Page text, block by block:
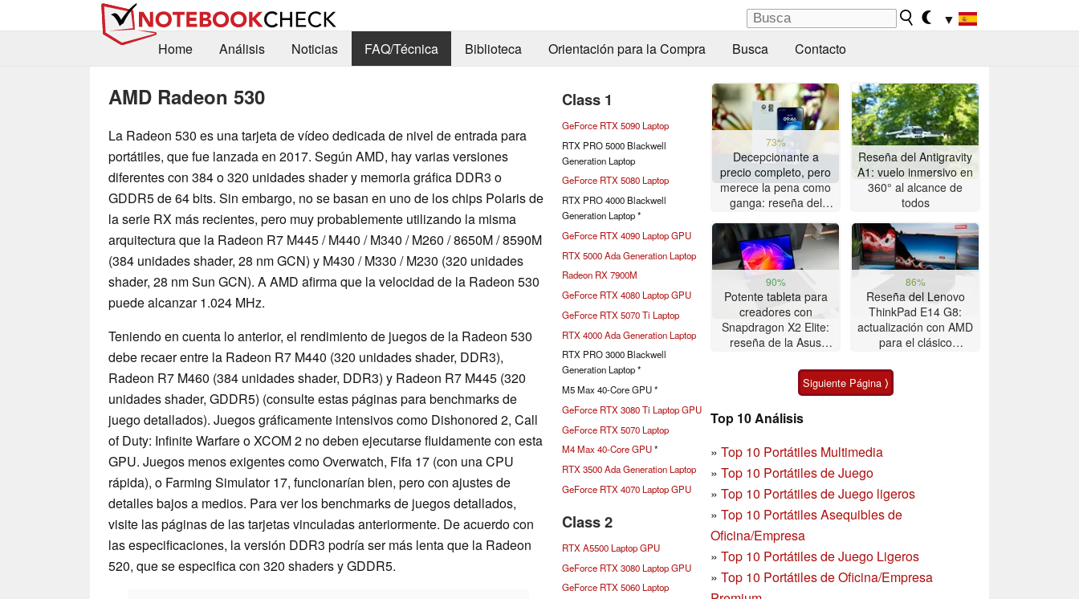
▼
Home
Análisis Noticias FAQ/Técnica Biblioteca Orientación para la Compra Busca Contacto
AMD Radeon 530
La Radeon 530 es una tarjeta de vídeo dedicada de nivel de entrada para
portátiles, que fue lanzada en 2017. Según AMD, hay varias versiones
diferentes con 384 o 320 unidades shader y memoria gráfica DDR3 o
GDDR5 de 64 bits. Sin embargo, no se basan en uno de los chips Polaris de
la serie RX más recientes, pero muy probablemente utilizando la misma
arquitectura que la Radeon R7 M445 / M440 / M340 / M260 / 8650M / 8590M
(384 unidades shader, 28 nm GCN) y M430 / M330 / M230 (320 unidades
shader, 28 nm Sun GCN). A AMD afirma que la velocidad de la Radeon 530
puede alcanzar 1.024 MHz.
Teniendo en cuenta lo anterior, el rendimiento de juegos de la Radeon 530
debe recaer entre la Radeon R7 M440 (320 unidades shader, DDR3),
Radeon R7 M460 (384 unidades shader, DDR3) y Radeon R7 M445 (320
unidades shader, GDDR5) (consulte estas páginas para benchmarks de
juego detallados). Juegos gráficamente intensivos como Dishonored 2, Call
of Duty: Infinite Warfare o XCOM 2 no deben ejecutarse fluidamente con esta
GPU. Juegos menos exigentes como Overwatch, Fifa 17 (con una CPU
rápida), o Farming Simulator 17, funcionarían bien, pero con ajustes de
detalles bajos a medios. Para ver los benchmarks de juegos detallados,
visite las páginas de las tarjetas vinculadas anteriormente. De acuerdo con
las especificaciones, la versión DDR3 podría ser más lenta que la Radeon
520, que se especifica con 320 shaders y GDDR5.
Class 1
GeForce RTX 5090 Laptop
RTX PRO 5000 Blackwell
Generation Laptop
GeForce RTX 5080 Laptop
RTX PRO 4000 Blackwell
Generation Laptop *
GeForce RTX 4090 Laptop GPU
RTX 5000 Ada Generation Laptop
Radeon RX 7900M
GeForce RTX 4080 Laptop GPU
GeForce RTX 5070 Ti Laptop
RTX 4000 Ada Generation Laptop
RTX PRO 3000 Blackwell
Generation Laptop *
M5 Max 40-Core GPU *
GeForce RTX 3080 Ti Laptop GPU
GeForce RTX 5070 Laptop
M4 Max 40-Core GPU*
RTX 3500 Ada Generation Laptop
GeForce RTX 4070 Laptop GPU
Class 2
RTX A5500 Laptop GPU
GeForce RTX 3080 Laptop GPU
GeForce RTX 5060 Laptop
73%
Decepcionante a
precio completo, pero
merece la pena como
ganga: reseña del
Moto G47
Reseña del Antigravity
A1: vuelo inmersivo en
360° al alcance de
todos
90%
Potente tableta para
creadores con
Snapdragon X2 Elite:
reseña de la Asus
86%
Reseña del Lenovo
ThinkPad E14 G8:
actualización con AMD
para el clásico
autonomía
Siguiente Página ⟩
Top 10 Análisis
» Top 10 Portátiles Multimedia
» Top 10 Portátiles de Juego
» Top 10 Portátiles de Juego ligeros
» Top 10 Portátiles Asequibles de
Oficina/Empresa
» Top 10 Portátiles de Juego Ligeros
» Top 10 Portátiles de Oficina/Empresa